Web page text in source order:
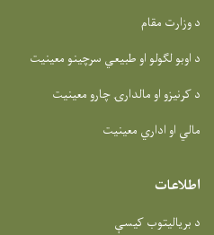
د وزارت مقام
د اوبو لګولو او طبیعي سرچینو معینیت
د کرنیزو او مالدارۍ چارو معینیت
مالي او اداري معینیت
اطلاعات
د بریالیتوب کیسې